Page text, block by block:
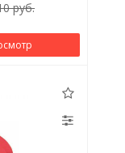
руб.